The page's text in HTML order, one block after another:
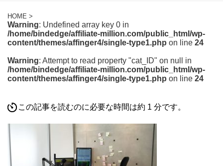
HOME >
Warning: Undefined array key 0 in
/home/bindedge/affiliate-million.com/public_html/wp-
content/themes/affinger4/single-type1.php on line 24
Warning: Attempt to read property "cat_ID" on null in
/home/bindedge/affiliate-million.com/public_html/wp-
content/themes/affinger4/single-type1.php on line 24
この記事を読むのに必要な時間は約 1 分です。